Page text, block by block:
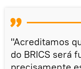
"Acreditamos
do BRICS será